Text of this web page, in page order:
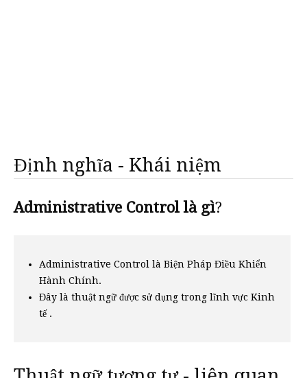
Định nghĩa - Khái niệm
Administrative Control là gì?
Administrative Control là Biện Pháp Điều Khiển
Hành Chính.
Đây là thuật ngữ được sử dụng trong lĩnh vực Kinh
tế .